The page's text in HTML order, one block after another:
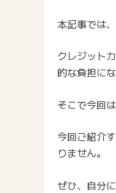
本記事では
クレジット
的な負担に
そこで今回は
今回ご紹介
りません。
ぜひ、自分